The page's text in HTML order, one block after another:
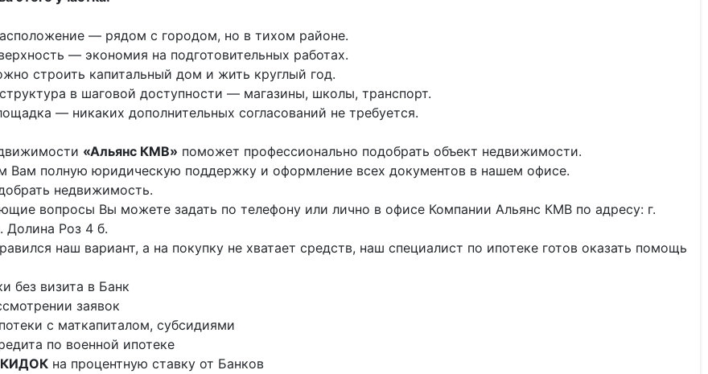
— рядом с городом, но в тихом районе.
— экономия на подготовительных работах.
строить капитальный дом и жить круглый год.
в шаговой доступности — магазины, школы, транспорт.
— никаких дополнительных согласований не требуется.
«Альянс КМВ» поможет профессионально подобрать объект недвижимости.
Вам полную юридическую поддержку и оформление всех документов в нашем офисе.
недвижимость.
вопросы Вы можете задать по телефону или лично в офисе Компании Альянс КМВ по адресу: г.
Долина Роз 4 б.
наш вариант, а на покупку не хватает средств, наш специалист по ипотеке готов оказать помощь
без визита в Банк
заявок
с маткапиталом, субсидиями
по военной ипотеке
на процентную ставку от Банков